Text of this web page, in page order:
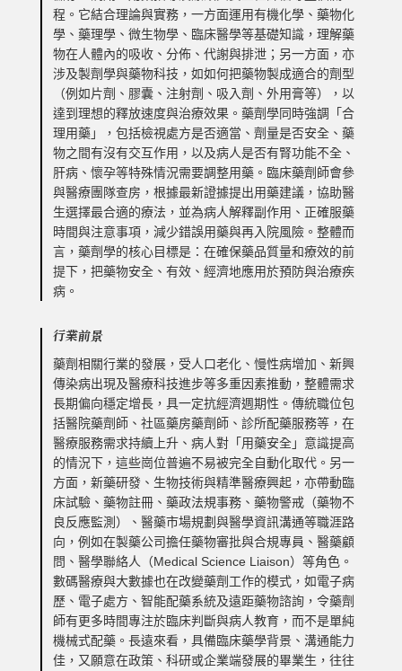
程。它結合理論與實務，一方面運用有機化學、藥物化
學、藥理學、微生物學、臨床醫學等基礎知識，理解藥
物在人體內的吸收、分佈、代謝與排泄；另一方面，亦
涉及製劑學與藥物科技，如如何把藥物製成適合的劑型
（例如片劑、膠囊、注射劑、吸入劑、外用膏等），以
達到理想的釋放速度與治療效果。藥劑學同時強調「合
理用藥」，包括檢視處方是否適當、劑量是否安全、藥
物之間有沒有交互作用，以及病人是否有腎功能不全、
肝病、懷孕等特殊情況需要調整用藥。臨床藥劑師會參
與醫療團隊查房，根據最新證據提出用藥建議，協助醫
生選擇最合適的療法，並為病人解釋副作用、正確服藥
時間與注意事項，減少錯誤用藥與再入院風險。整體而
言，藥劑學的核心目標是：在確保藥品質量和療效的前
提下，把藥物安全、有效、經濟地應用於預防與治療疾
病。
行業前景
藥劑相關行業的發展，受人口老化、慢性病增加、新興
傳染病出現及醫療科技進步等多重因素推動，整體需求
長期偏向穩定增長，具一定抗經濟週期性。傳統職位包
括醫院藥劑師、社區藥房藥劑師、診所配藥服務等，在
醫療服務需求持續上升、病人對「用藥安全」意識提高
的情況下，這些崗位普遍不易被完全自動化取代。另一
方面，新藥研發、生物技術與精準醫療興起，亦帶動臨
床試驗、藥物註冊、藥政法規事務、藥物警戒（藥物不
良反應監測）、醫藥市場規劃與醫學資訊溝通等職涯路
向，例如在製藥公司擔任藥物審批與合規專員、醫藥顧
問、醫學聯絡人（Medical Science Liaison）等角色。
數碼醫療與大數據也在改變藥劑工作的模式，如電子病
歷、電子處方、智能配藥系統及遠距藥物諮詢，令藥劑
師有更多時間專注於臨床判斷與病人教育，而不是單純
機械式配藥。長遠來看，具備臨床藥學背景、溝通能力
佳，又願意在政策、科研或企業端發展的畢業生，往往